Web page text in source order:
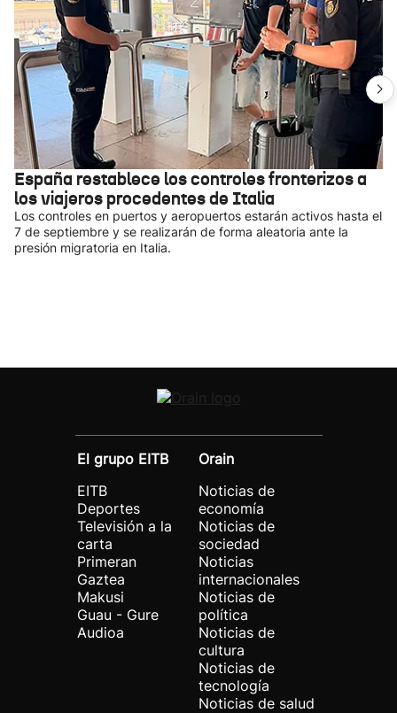
España restablece los controles fronterizos a
los viajeros procedentes de Italia
Los controles en puertos y aeropuertos estarán activos hasta el
7 de septiembre y se realizarán de forma aleatoria ante la
presión migratoria en Italia.
El grupo EITB
EITB
Deportes
Televisión a la
carta
Primeran
Gaztea
Makusi
Guau - Gure
Audioa
Orain
Noticias de
economía
Noticias de
sociedad
Noticias
internacionales
Noticias de
política
Noticias de
cultura
Noticias de
tecnología
Noticias de salud